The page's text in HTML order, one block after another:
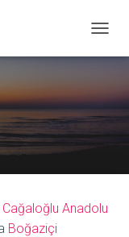
O
L
E
N
A
Cağaloğlu Anadolu
Boğaziçi